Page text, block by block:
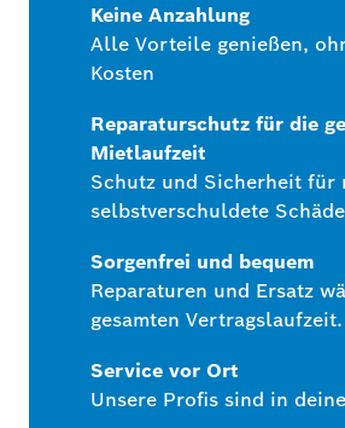
Keine Anzahlung
Alle Vorteile genießen,
Kosten
Reparaturschutz für die
Mietlaufzeit
Schutz und Sicherheit für
selbstverschuldete
Sorgenfrei und bequem
Reparaturen und Ersatz
gesamten
Service vor Ort
Unsere Profis sind in